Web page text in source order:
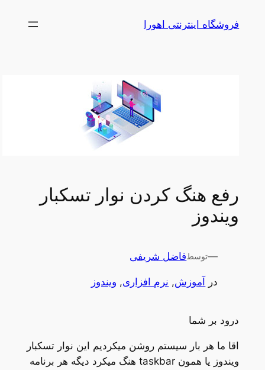
فروشگاه اینترنتی اهورا
رفع هنگ کردن نوار تسکبار
ویندوز
—توسطفاضل شریفی
در آموزش, نرم افزاری, ویندوز
درود بر شما
اقا ما هر بار سیستم روشن میکردیم این نوار تسکبار
ویندوز یا همون taskbar هنگ میکرد دیگه هر برنامه